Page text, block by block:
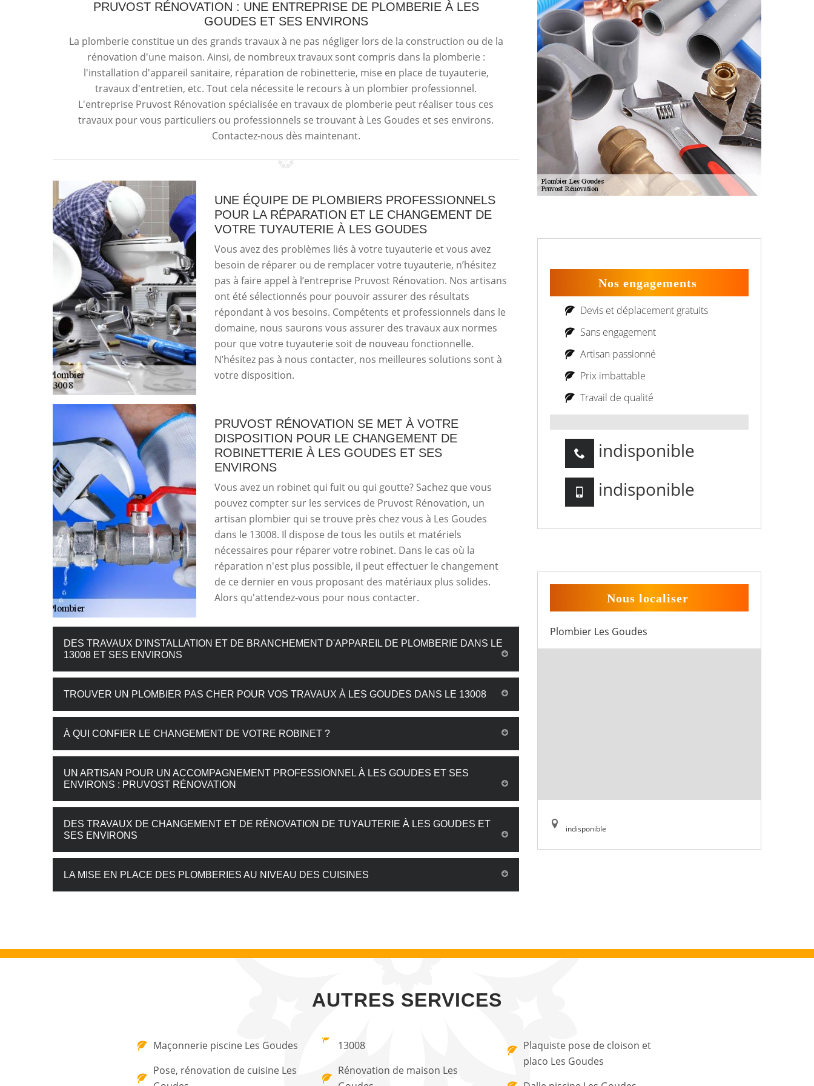
PRUVOST RÉNOVATION : UNE ENTREPRISE DE PLOMBERIE À LES
GOUDES ET SES ENVIRONS
La plomberie constitue un des grands travaux à ne pas négliger lors de la construction ou de la
rénovation d'une maison. Ainsi, de nombreux travaux sont compris dans la plomberie :
l'installation d'appareil sanitaire, réparation de robinetterie, mise en place de tuyauterie,
travaux d'entretien, etc. Tout cela nécessite le recours à un plombier professionnel.
L'entreprise Pruvost Rénovation spécialisée en travaux de plomberie peut réaliser tous ces
travaux pour vous particuliers ou professionnels se trouvant à Les Goudes et ses environs.
Contactez-nous dès maintenant.
UNE ÉQUIPE DE PLOMBIERS PROFESSIONNELS
POUR LA RÉPARATION ET LE CHANGEMENT DE
VOTRE TUYAUTERIE À LES GOUDES
Vous avez des problèmes liés à votre tuyauterie et vous avez
besoin de réparer ou de remplacer votre tuyauterie, n’hésitez
pas à faire appel à l’entreprise Pruvost Rénovation. Nos artisans
ont été sélectionnés pour pouvoir assurer des résultats
répondant à vos besoins. Compétents et professionnels dans le
domaine, nous saurons vous assurer des travaux aux normes
pour que votre tuyauterie soit de nouveau fonctionnelle.
N’hésitez pas à nous contacter, nos meilleures solutions sont à
votre disposition.
PRUVOST RÉNOVATION SE MET À VOTRE
DISPOSITION POUR LE CHANGEMENT DE
ROBINETTERIE À LES GOUDES ET SES
ENVIRONS
Vous avez un robinet qui fuit ou qui goutte? Sachez que vous
pouvez compter sur les services de Pruvost Rénovation, un
artisan plombier qui se trouve près chez vous à Les Goudes
dans le 13008. Il dispose de tous les outils et matériels
nécessaires pour réparer votre robinet. Dans le cas où la
réparation n'est plus possible, il peut effectuer le changement
de ce dernier en vous proposant des matériaux plus solides.
Alors qu'attendez-vous pour nous contacter.
DES TRAVAUX D'INSTALLATION ET DE BRANCHEMENT D'APPAREIL DE PLOMBERIE DANS LE
13008 ET SES ENVIRONS
TROUVER UN PLOMBIER PAS CHER POUR VOS TRAVAUX À LES GOUDES DANS LE 13008
À QUI CONFIER LE CHANGEMENT DE VOTRE ROBINET ?
UN ARTISAN POUR UN ACCOMPAGNEMENT PROFESSIONNEL À LES GOUDES ET SES
ENVIRONS : PRUVOST RÉNOVATION
DES TRAVAUX DE CHANGEMENT ET DE RÉNOVATION DE TUYAUTERIE À LES GOUDES ET
SES ENVIRONS
LA MISE EN PLACE DES PLOMBERIES AU NIVEAU DES CUISINES
Nos engagements
Devis et déplacement gratuits
Sans engagement
Artisan passionné
Prix imbattable
Travail de qualité
indisponible
indisponible
Nous localiser
Plombier Les Goudes
indisponible
AUTRES SERVICES
Maçonnerie piscine Les Goudes
Pose, rénovation de cuisine Les
13008
Rénovation de maison Les
Plaquiste pose de cloison et
placo Les Goudes